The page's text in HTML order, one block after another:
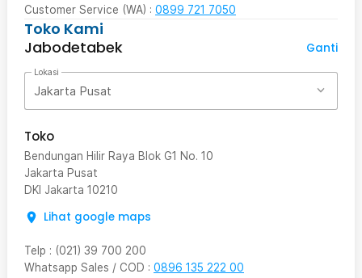
Customer Service (WA) : 0899 721 7050
Toko Kami
Jabodetabek
Ganti
Lokasi
Jakarta Pusat
Toko
Bendungan Hilir Raya Blok G1 No. 10
Jakarta Pusat
DKI Jakarta 10210
Lihat google maps
Telp : (021) 39 700 200
Whatsapp Sales / COD : 0896 135 222 00